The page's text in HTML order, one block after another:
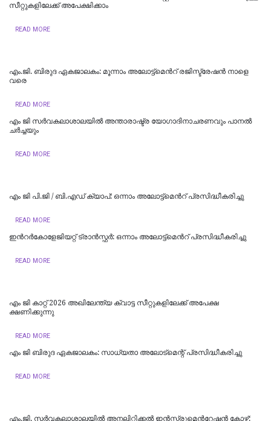
സീറ്റുകളിലേക്ക് അപേക്ഷിക്കാം
READ MORE
എം.ജി. ബിരുദ ഏകജാലകം: മൂന്നാം അലോട്ട്മെന്‍റ് രജിസ്ട്രേഷന്‍ നാളെ
വരെ
READ MORE
എം ജി സർവകലാശാലയിൽ അന്താരാഷ്ട്ര യോഗാദിനാചരണവും പാനൽ
ച‍ർച്ചയും
READ MORE
എം ജി പി.ജി / ബി.എഡ് ക്യാപ്: ഒന്നാം അലോട്ട്മെന്‍റ് പ്രസിദ്ധീകരിച്ചു
READ MORE
ഇന്‍റര്‍കോളേജിയറ്റ് ട്രാന്‍സ്ഫര്‍: ഒന്നാം അലോട്ട്മെന്‍റ് പ്രസിദ്ധീകരിച്ചു
READ MORE
എം ജി കാറ്റ് 2026 അഖിലേന്ത്യ ക്വാട്ട സീറ്റുകളിലേക്ക് അപേക്ഷ
ക്ഷണിക്കുന്നു
READ MORE
എം ജി ബിരുദ ഏകജാലകം: സാധ്യതാ അലോട്‌മെന്റ് പ്രസിദ്ധീകരിച്ചു
READ MORE
എം.ജി. സര്‍വകലാശാലയില്‍ അനലിറ്റിക്കല്‍ ഇന്‍സ്ട്രുമെന്‍റേഷന്‍ കോഴ്സ്: